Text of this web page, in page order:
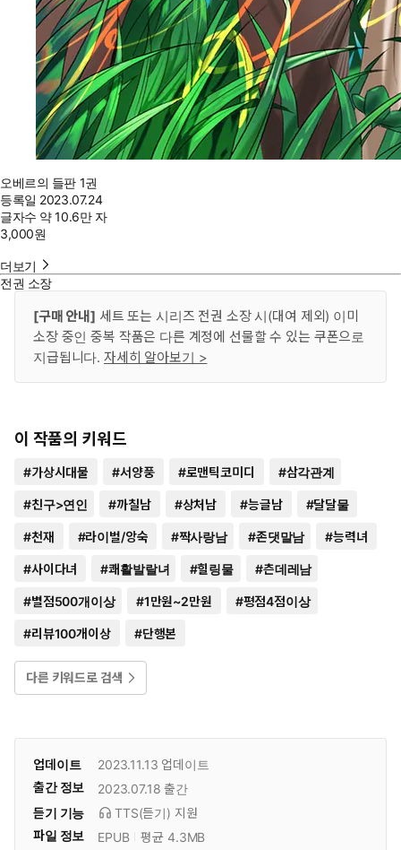
오베르의 들판 1권
등록일 2023.07.24
글자수 약 10.6만 자
3,000원
더보기
전권 소장
[구매 안내] 세트 또는 시리즈 전권 소장 시(대여 제외) 이미
소장 중인 중복 작품은 다른 계정에 선물할 수 있는 쿠폰으로
지급됩니다. 자세히 알아보기 >
이 작품의 키워드
#가상시대물 #서양풍 #로맨틱코미디 #삼각관계
#친구>연인 #까칠남 #상처남 #능글남 #달달물
#천재 #라이벌/앙숙 #짝사랑남 #존댓말남 #능력녀
#사이다녀 #쾌활발랄녀 #힐링물 #츤데레남
#별점500개이상 #1만원~2만원 #평점4점이상
#리뷰100개이상 #단행본
다른 키워드로 검색
업데이트 2023.11.13 업데이트
출간 정보
2023.07.18 출간
듣기 기능
TTS(듣기) 지원
파일 정보
EPUB 평균 4.3MB